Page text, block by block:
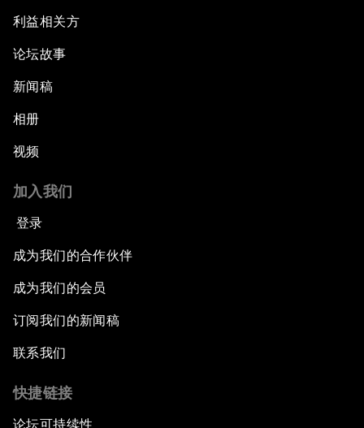
利益相关方
论坛故事
新闻稿
相册
视频
加入我们
登录
成为我们的合作伙伴
成为我们的会员
订阅我们的新闻稿
联系我们
快捷链接
论坛可持续性